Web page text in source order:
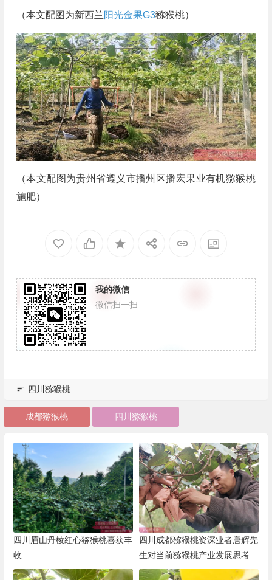
（本文配图为新西兰阳光金果G3猕猴桃）
（本文配图为贵州省遵义市播州区播宏果业有机猕猴桃
施肥）
我的微信
微信扫一扫
四川猕猴桃
成都猕猴桃 四川猕猴桃
四川眉山丹棱红心猕猴桃喜获丰
收
四川成都猕猴桃资深业者唐辉先
生对当前猕猴桃产业发展思考